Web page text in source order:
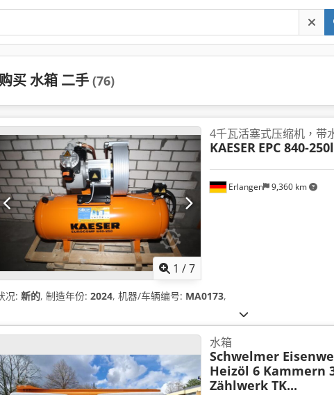
买 水箱 二手 (76)
1 /7
Erlangen 9,360 km
4千瓦活塞式压缩机，带
KAESER EPC 840-
况: 新的, 制造年份: 2024, 机器/车辆编号: MA0173,
水箱
Schwelmer
Heizöl 6 Kammern
Zählwerk TK...